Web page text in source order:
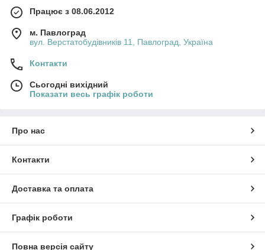
Працює з 08.06.2012
м. Павлоград
вул. Верстатобудівників 11, Павлоград, Україна
Контакти
Сьогодні вихідний
Показати весь графік роботи
Про нас
Контакти
Доставка та оплата
Графік роботи
Повна версія сайту